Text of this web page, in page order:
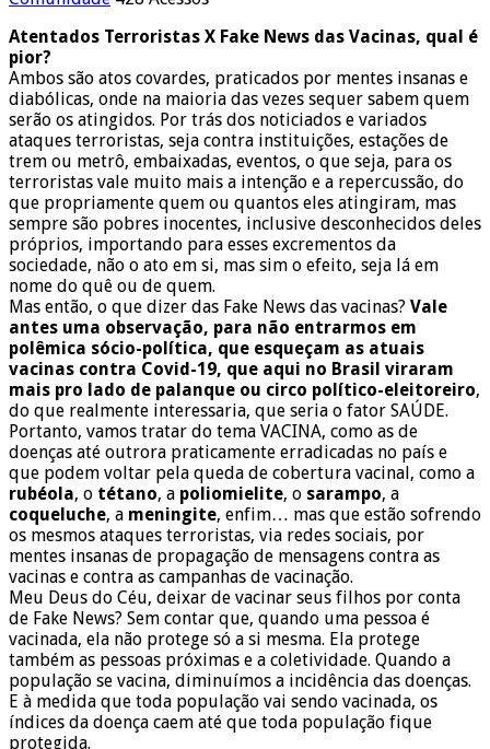
Atentados Terroristas X Fake News das Vacinas, qual é
pior?
Ambos são atos covardes, praticados por mentes insanas e
diabólicas, onde na maioria das vezes sequer sabem quem
serão os atingidos. Por trás dos noticiados e variados
ataques terroristas, seja contra instituições, estações de
trem ou metrô, embaixadas, eventos, o que seja, para os
terroristas vale muito mais a intenção e a repercussão, do
que propriamente quem ou quantos eles atingiram, mas
sempre são pobres inocentes, inclusive desconhecidos deles
próprios, importando para esses excrementos da
sociedade, não o ato em si, mas sim o efeito, seja lá em
nome do quê ou de quem.
Mas então, o que dizer das Fake News das vacinas? Vale
antes uma observação, para não entrarmos em
polêmica sócio-política, que esqueçam as atuais
vacinas contra Covid-19, que aqui no Brasil viraram
mais pro lado de palanque ou circo político-eleitoreiro,
do que realmente interessaria, que seria o fator SAÚDE.
Portanto, vamos tratar do tema VACINA, como as de
doenças até outrora praticamente erradicadas no país e
que podem voltar pela queda de cobertura vacinal, como a
rubéola, o tétano, a poliomielite, o sarampo, a
coqueluche, a meningite, enfim… mas que estão sofrendo
os mesmos ataques terroristas, via redes sociais, por
mentes insanas de propagação de mensagens contra as
vacinas e contra as campanhas de vacinação.
Meu Deus do Céu, deixar de vacinar seus filhos por conta
de Fake News? Sem contar que, quando uma pessoa é
vacinada, ela não protege só a si mesma. Ela protege
também as pessoas próximas e a coletividade. Quando a
população se vacina, diminuímos a incidência das doenças.
E à medida que toda população vai sendo vacinada, os
índices da doença caem até que toda população fique
protegida.